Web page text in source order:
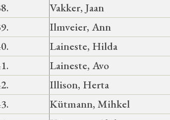
Vakker, Jaan
Ilmveier, Ann
Laineste, Hilda
Laineste, Avo
Illison, Herta
Kütmann, Mihkel